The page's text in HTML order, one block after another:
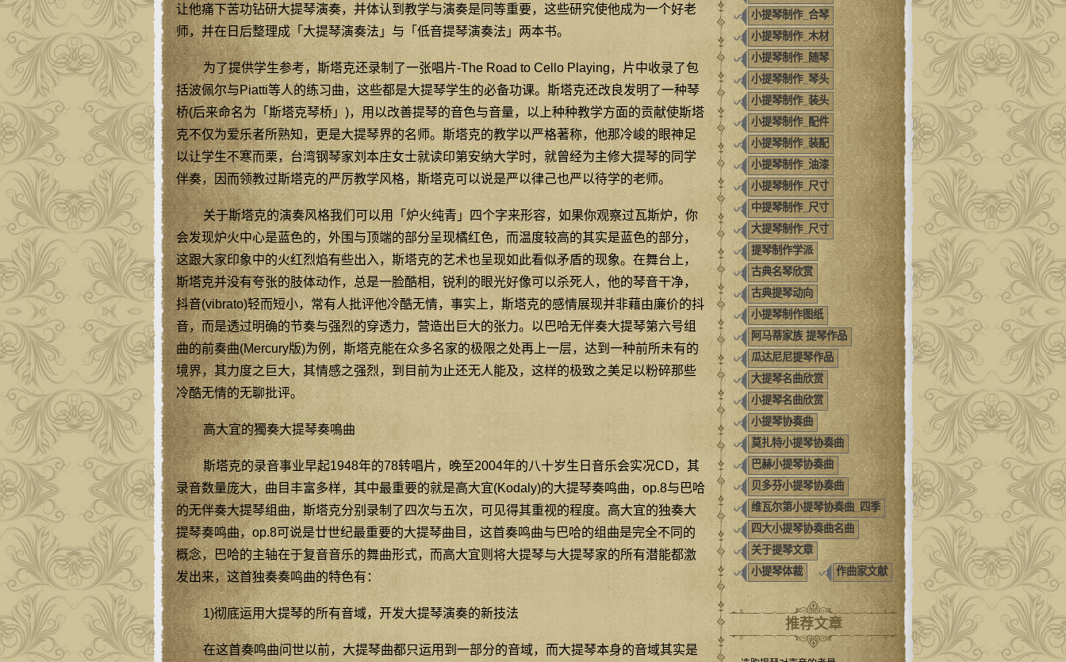
让他痛下苦功钻研大提琴演奏，并体认到教学与演奏是同等重要，这些研究使他成为一个好老
师，并在日后整理成「大提琴演奏法」与「低音提琴演奏法」两本书。
为了提供学生参考，斯塔克还录制了一张唱片-The Road to Cello Playing，片中收录了包
括波佩尔与Piatti等人的练习曲，这些都是大提琴学生的必备功课。斯塔克还改良发明了一种琴
桥(后来命名为「斯塔克琴桥」)，用以改善提琴的音色与音量，以上种种教学方面的贡献使斯塔
克不仅为爱乐者所熟知，更是大提琴界的名师。斯塔克的教学以严格著称，他那冷峻的眼神足
以让学生不寒而栗，台湾钢琴家刘本庄女士就读印第安纳大学时，就曾经为主修大提琴的同学
伴奏，因而领教过斯塔克的严厉教学风格，斯塔克可以说是严以律己也严以待学的老师。
关于斯塔克的演奏风格我们可以用「炉火纯青」四个字来形容，如果你观察过瓦斯炉，你
会发现炉火中心是蓝色的，外围与顶端的部分呈现橘红色，而温度较高的其实是蓝色的部分，
这跟大家印象中的火红烈焰有些出入，斯塔克的艺术也呈现如此看似矛盾的现象。在舞台上，
斯塔克并没有夸张的肢体动作，总是一脸酷相，锐利的眼光好像可以杀死人，他的琴音干净，
抖音(vibrato)轻而短小，常有人批评他冷酷无情，事实上，斯塔克的感情展现并非藉由廉价的抖
音，而是透过明确的节奏与强烈的穿透力，营造出巨大的张力。以巴哈无伴奏大提琴第六号组
曲的前奏曲(Mercury版)为例，斯塔克能在众多名家的极限之处再上一层，达到一种前所未有的
境界，其力度之巨大，其情感之强烈，到目前为止还无人能及，这样的极致之美足以粉碎那些
冷酷无情的无聊批评。
高大宜的獨奏大提琴奏鳴曲
斯塔克的录音事业早起1948年的78转唱片，晚至2004年的八十岁生日音乐会实况CD，其
录音数量庞大，曲目丰富多样，其中最重要的就是高大宜(Kodaly)的大提琴奏鸣曲，op.8与巴哈
的无伴奏大提琴组曲，斯塔克分别录制了四次与五次，可见得其重视的程度。高大宜的独奏大
提琴奏鸣曲，op.8可说是廿世纪最重要的大提琴曲目，这首奏鸣曲与巴哈的组曲是完全不同的
概念，巴哈的主轴在于复音音乐的舞曲形式，而高大宜则将大提琴与大提琴家的所有潜能都激
发出来，这首独奏奏鸣曲的特色有：
1)彻底运用大提琴的所有音域，开发大提琴演奏的新技法
在这首奏鸣曲问世以前，大提琴曲都只运用到一部分的音域，而大提琴本身的音域其实是
小提琴制作_合琴
小提琴制作_木材
小提琴制作_随琴
小提琴制作_琴头
小提琴制作_装头
小提琴制作_配件
小提琴制作_装配
小提琴制作_油漆
小提琴制作_尺寸
中提琴制作_尺寸
大提琴制作_尺寸
提琴制作学派
古典名琴欣赏
古典提琴动向
小提琴制作图纸
阿马蒂家族 提琴作品
瓜达尼尼提琴作品
大提琴名曲欣赏
小提琴名曲欣赏
小提琴协奏曲
莫扎特小提琴协奏曲
巴赫小提琴协奏曲
贝多芬小提琴协奏曲
维瓦尔第小提琴协奏曲_四季
四大小提琴协奏曲名曲
关于提琴文章
小提琴体裁
作曲家文献
推荐文章